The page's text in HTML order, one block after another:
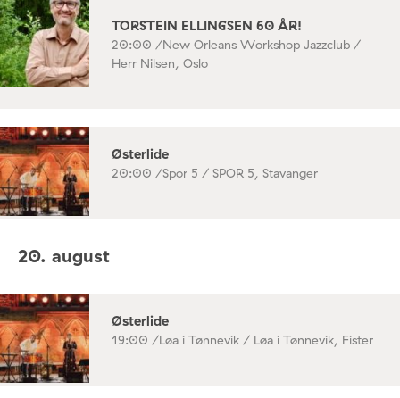
TORSTEIN ELLINGSEN 60 ÅR!
20:00 /New Orleans Workshop Jazzclub /
Herr Nilsen, Oslo
Østerlide
20:00 /Spor 5 / SPOR 5, Stavanger
20. august
Østerlide
19:00 /Løa i Tønnevik / Løa i Tønnevik, Fister